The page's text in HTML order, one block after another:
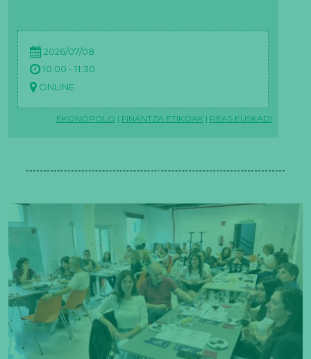
2026/07/08
10:00 - 11:30
ONLINE
EKONOPOLO | FINANTZA ETIKOAK | REAS EUSKADI